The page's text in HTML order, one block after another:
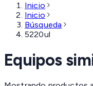
Inicio
Inicio
Búsqueda
5220ul
Equipos